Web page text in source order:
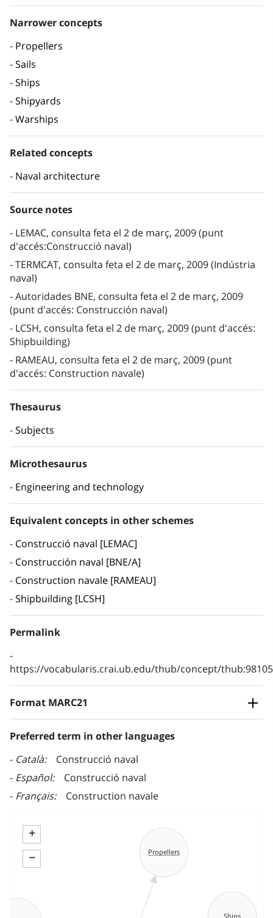
Narrower concepts
Propellers
Sails
Ships
Shipyards
Warships
Related concepts
Naval architecture
Source notes
LEMAC, consulta feta el 2 de març, 2009 (punt
d'accés:Construcció naval)
TERMCAT, consulta feta el 2 de març, 2009 (Indústria
naval)
Autoridades BNE, consulta feta el 2 de març, 2009
(punt d'accés: Construcción naval)
LCSH, consulta feta el 2 de març, 2009 (punt d'accés:
Shipbuilding)
RAMEAU, consulta feta el 2 de març, 2009 (punt
d'accés: Construction navale)
Thesaurus
Subjects
Microthesaurus
Engineering and technology
Equivalent concepts in other schemes
Construcció naval [LEMAC]
Construcción naval [BNE/A]
Construction navale [RAMEAU]
Shipbuilding [LCSH]
Permalink
https://vocabularis.crai.ub.edu/thub/concept/
Format MARC21
Preferred term in other languages
Català
Construcció naval
Español
Construcció naval
Français
Construction navale
+
−
Ships
Propellers